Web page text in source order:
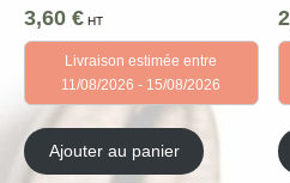
3,60 € HT
Livraison estimée entre
11/08/2026 - 15/08/2026
Ajouter au panier